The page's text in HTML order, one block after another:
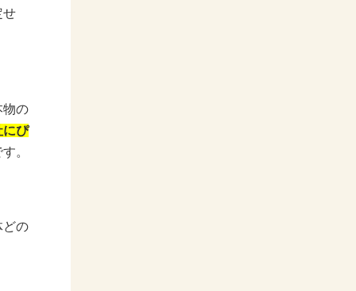
せ
物の
にぴ
。
どの